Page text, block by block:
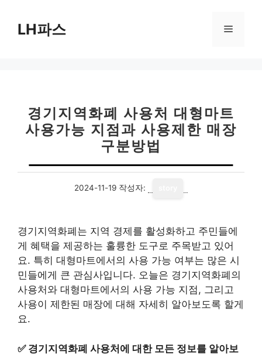
LH파스 메
경기지역화폐 사용처 대형마트
사용가능 지점과 사용제한 매장
구분방법
2024-11-19 작성자:
경기지역화폐는 지역 경제를 활성화하고 주민들에
게 혜택을 제공하는 훌륭한 도구로 주목받고 있어
요. 특히 대형마트에서의 사용 가능 여부는 많은 시
민들에게 큰 관심사입니다. 오늘은 경기지역화폐의
사용처와 대형마트에서의 사용 가능 지점, 그리고
사용이 제한된 매장에 대해 자세히 알아보도록 할게
요.
✅ 경기지역화폐 사용처에 대한 모든 정보를 알아보